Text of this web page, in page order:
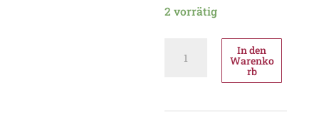
2 vorrätig
Estate
2021,
In den
Warenko
rb